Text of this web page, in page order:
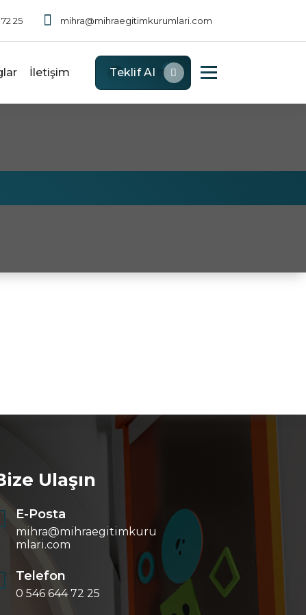
25 mihra@mihraegitimkurumlari.com
İletişim Teklif Al
Ulaşın
E-Posta
mihra@mihraegitimkuru
mlari.com
Telefon
0 546 644 72 25